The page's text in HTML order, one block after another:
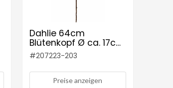
Dahlie 64cm
Blütenkopf Ø ca. 17cm
Farbe: gelb-orange
#207223-203
Preise anzeigen